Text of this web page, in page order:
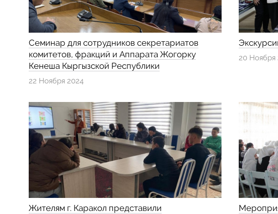
Cеминар для сотрудников секретариатов
комитетов, фракций и Аппарата Жогорку
Кенеша Кыргызской Республики
22 Ноября 2024
20 Ноября
Жителям г. Каракол представили